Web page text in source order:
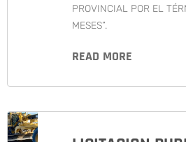
PROVINCIAL POR EL
MESES”.
READ MORE